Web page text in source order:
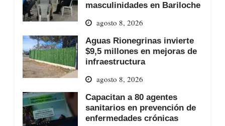
masculinidades en Bariloche
agosto 8, 2026
Aguas Rionegrinas invierte
$9,5 millones en mejoras de
infraestructura
agosto 8, 2026
Capacitan a 80 agentes
sanitarios en prevención de
enfermedades crónicas